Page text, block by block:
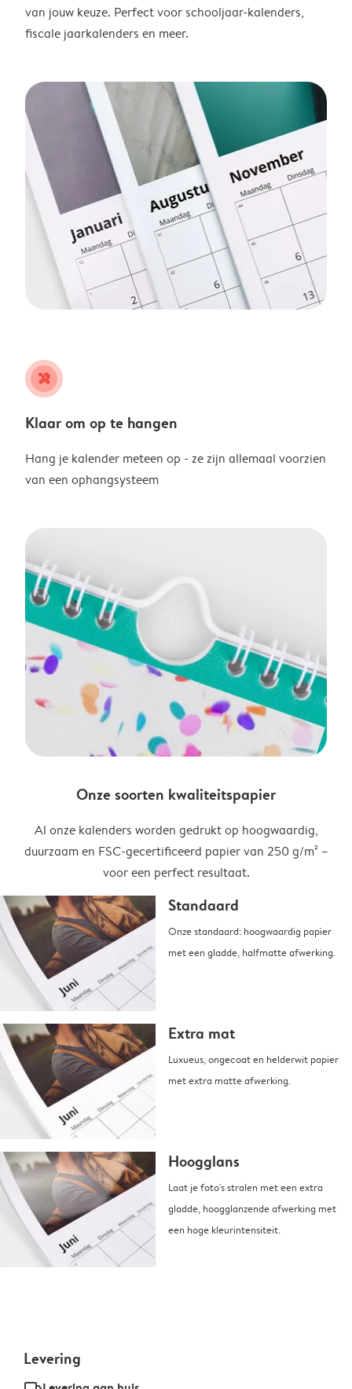
van jouw keuze. Perfect voor schooljaar-kalenders,
fiscale jaarkalenders en meer.
tools
Klaar om op te hangen
Hang je kalender meteen op - ze zijn allemaal voorzien
van een ophangsysteem
Onze soorten kwaliteitspapier
Al onze kalenders worden gedrukt op hoogwaardig,
duurzaam en FSC-gecertificeerd papier van 250 g/m² –
voor een perfect resultaat.
Standaard
Onze standaard: hoogwaardig papier
met een gladde, halfmatte afwerking.
Extra mat
Luxueus, ongecoat en helderwit papier
met extra matte afwerking.
Hoogglans
Laat je foto's stralen met een extra
gladde, hoogglanzende afwerking met
een hoge kleurintensiteit.
Levering